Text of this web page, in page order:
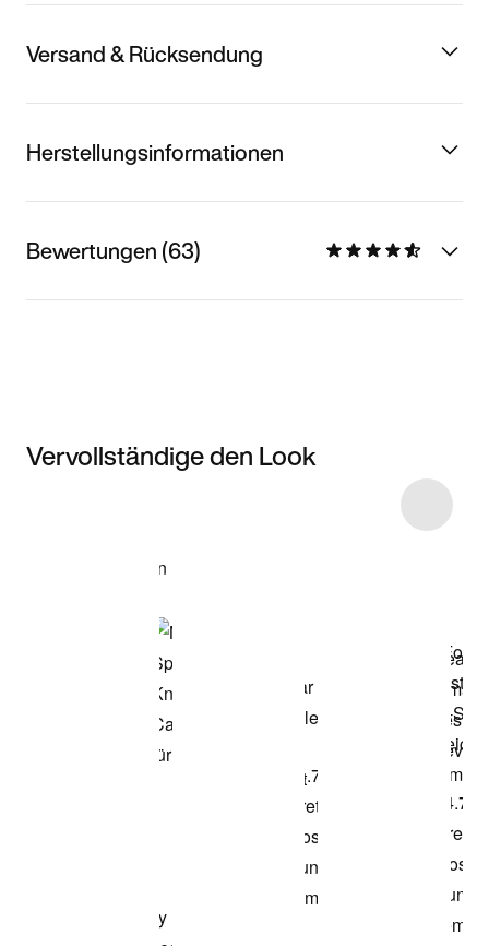
Versand & Rücksendung
Herstellungsinformationen
Bewertungen (63)
Vervollständige den Look
Modell anzeigen